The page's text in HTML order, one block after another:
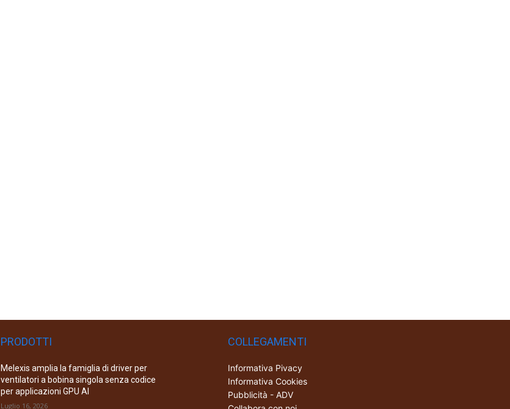
PRODOTTI
Melexis amplia la famiglia di driver per
ventilatori a bobina singola senza codice
per applicazioni GPU AI
Luglio 16, 2026
COLLEGAMENTI
Informativa Pivacy
Informativa Cookies
Pubblicità - ADV